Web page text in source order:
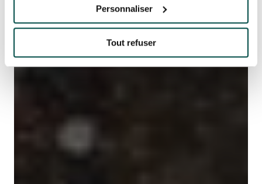
Personnaliser
Tout refuser